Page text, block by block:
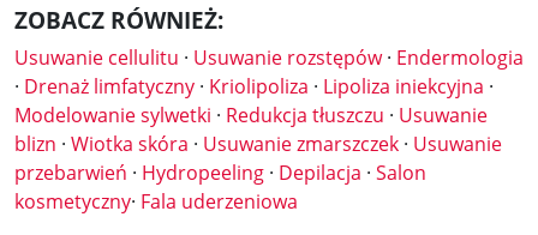
ZOBACZ RÓWNIEŻ:
Usuwanie cellulitu · Usuwanie rozstępów· Endermologia
· Drenaż limfatyczny · Kriolipoliza · Lipoliza iniekcyjna ·
Modelowanie sylwetki · Redukcja tłuszczu · Usuwanie
blizn · Wiotka skóra · Usuwanie zmarszczek · Usuwanie
przebarwień · Hydropeeling · Depilacja · Salon
kosmetyczny· Fala uderzeniowa